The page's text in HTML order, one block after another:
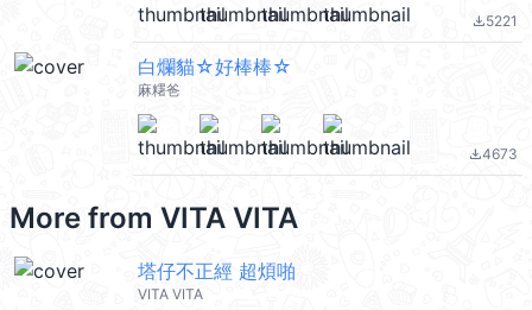
file_download5221
白爛貓☆好棒棒☆
麻糬爸
file_download4673
More from VITA VITA
塔仔不正經 超煩啪
VITA VITA